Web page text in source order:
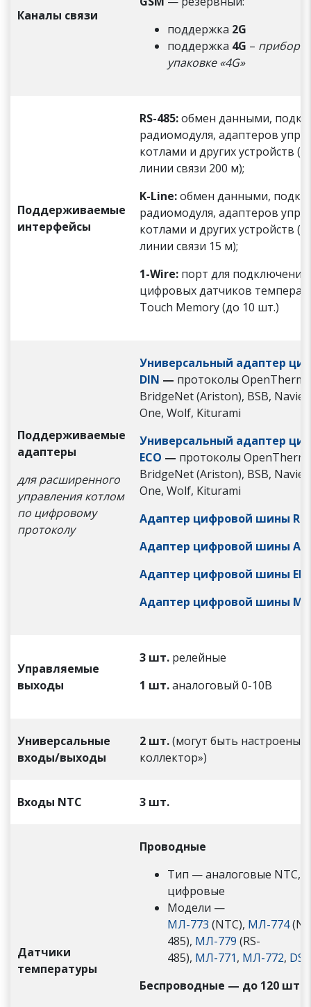
Каналы связи
поддержка 2G
поддержка 4G – приборы
упаковке «4G»
Поддерживаемые
интерфейсы
RS-485:обмен данными,
радиомодуля, адаптеров
котлами и других устройств
линии связи 200 м);
K-Line:обмен данными,
радиомодуля, адаптеров
котлами и других устройств
линии связи 15 м);
1-Wire: порт для
цифровых датчиков
Touch Memory (до 10 шт.)
Поддерживаемые
адаптеры
для расширенного
управления котлом
по цифровому
протоколу
Универсальный адаптер
DIN — протоколы OpenTherm,
BridgeNet (Ariston), BSB,
One, Wolf, Kiturami
Универсальный адаптер
ECO — протоколы OpenTherm,
BridgeNet (Ariston), BSB,
One, Wolf, Kiturami
Адаптер цифровой шины
Адаптер цифровой шины
Адаптер цифровой шины
Адаптер цифровой шины
Управляемые
выходы
3 шт. релейные
1 шт.аналоговый 0-10В
Универсальные
входы/выходы
2 шт.(могут быть настроены
коллектор»)
Входы NTC 3 шт.
Датчики
температуры
Проводные
Тип — аналоговые NTC,
цифровые
Модели —
МЛ-773 (NTC), МЛ-774
485), МЛ-779 (RS-
485), МЛ-771, МЛ-772,
Беспроводные — до 120 шт.